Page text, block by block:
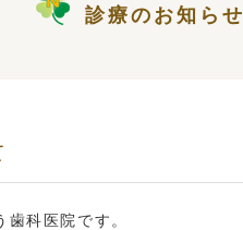
診療のお知らせ
科医院です。